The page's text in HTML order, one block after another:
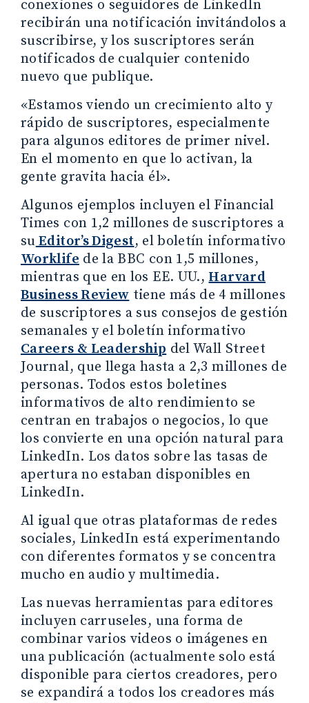
conexiones o seguidores de LinkedIn
recibirán una notificación invitándolos a
suscribirse, y los suscriptores serán
notificados de cualquier contenido
nuevo que publique.
«Estamos viendo un crecimiento alto y
rápido de suscriptores, especialmente
para algunos editores de primer nivel.
En el momento en que lo activan, la
gente gravita hacia él».
Algunos ejemplos incluyen el Financial
Times con 1,2 millones de suscriptores a
suEditor’s Digest, el boletín informativo
Worklifede la BBC con 1,5 millones,
mientras que en los EE. UU.,Harvard
Business Reviewtiene más de 4 millones
de suscriptores a sus consejos de gestión
semanales y el boletín informativo
Careers & Leadershipdel Wall Street
Journal, que llega hasta a 2,3 millones de
personas. Todos estos boletines
informativos de alto rendimiento se
centran en trabajos o negocios, lo que
los convierte en una opción natural para
LinkedIn. Los datos sobre las tasas de
apertura no estaban disponibles en
LinkedIn.
Al igual que otras plataformas de redes
sociales, LinkedIn está experimentando
con diferentes formatos y se concentra
mucho en audio y multimedia.
Las nuevas herramientas para editores
incluyen carruseles, una forma de
combinar varios videos o imágenes en
una publicación (actualmente solo está
disponible para ciertos creadores, pero
se expandirá a todos los creadores más